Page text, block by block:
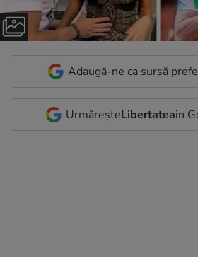
Adaugă-ne ca sursă
UrmăreșteLibertateain